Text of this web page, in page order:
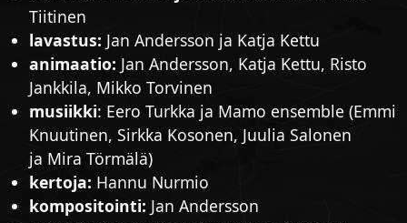
Tiitinen
lavastus: Jan Andersson ja Katja Kettu
animaatio: Jan Andersson, Katja Kettu, Risto
Jankkila, Mikko Torvinen
musiikki: Eero Turkka ja Mamo ensemble (Emmi
Knuutinen, Sirkka Kosonen, Juulia Salonen
ja Mira Törmälä)
kertoja: Hannu Nurmio
kompositointi: Jan Andersson